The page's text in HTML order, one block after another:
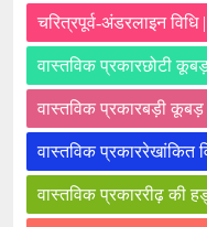
चरित्रपूर्व-अंडरलाइन
वास्तविक प्रकारछोटी
वास्तविक प्रकारबड़ी कूबड़
वास्तविक प्रकाररेखांकित
वास्तविक प्रकाररीढ़ की